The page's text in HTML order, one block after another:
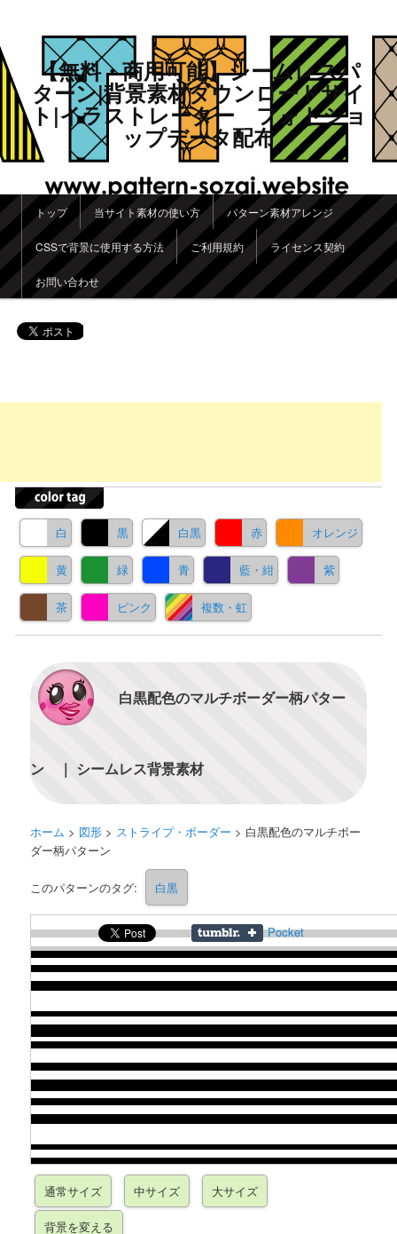
【無料・商用可能】シームレスパ
ターン|背景素材ダウンロードサイ
ト|イラストレーター フォトショ
ップデータ配布
メインメニュー
メインコンテンツへ移動
サブコンテンツへ移動
トップ 当サイト素材の使い方 パターン素材アレンジ
CSSで背景に使用する方法 ご利用規約 ライセンス契約
お問い合わせ
白 黒 白黒 赤 オレンジ
黄 緑 青 藍・紺 紫
茶 ピンク 複数・虹
白黒配色のマルチボーダー柄パター
ン ｜ シームレス背景素材
ホーム > 図形 > ストライプ・ボーダー > 白黒配色のマルチボー
ダー柄パターン
このパターンのタグ: 白黒
Pocket